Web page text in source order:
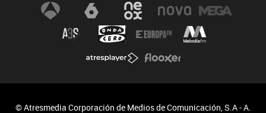
Nutrición Gastronomía Recetas de cocina
Trabaja los glúteos Suelo pélvico
Dietas sanas
© Atresmedia Corporación de Medios de Comunicación, S.A - A.